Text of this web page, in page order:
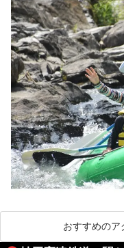
おすすめのア